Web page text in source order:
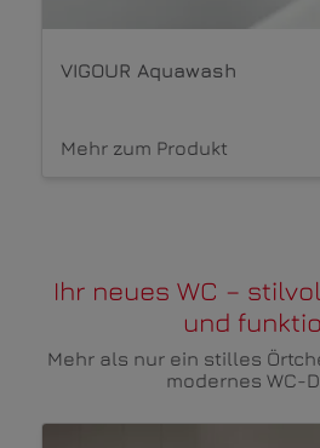
VIGOUR Aquawash
Mehr zum Produkt
Ihr neues WC –
und
Mehr als nur ein stilles
modernes WC-